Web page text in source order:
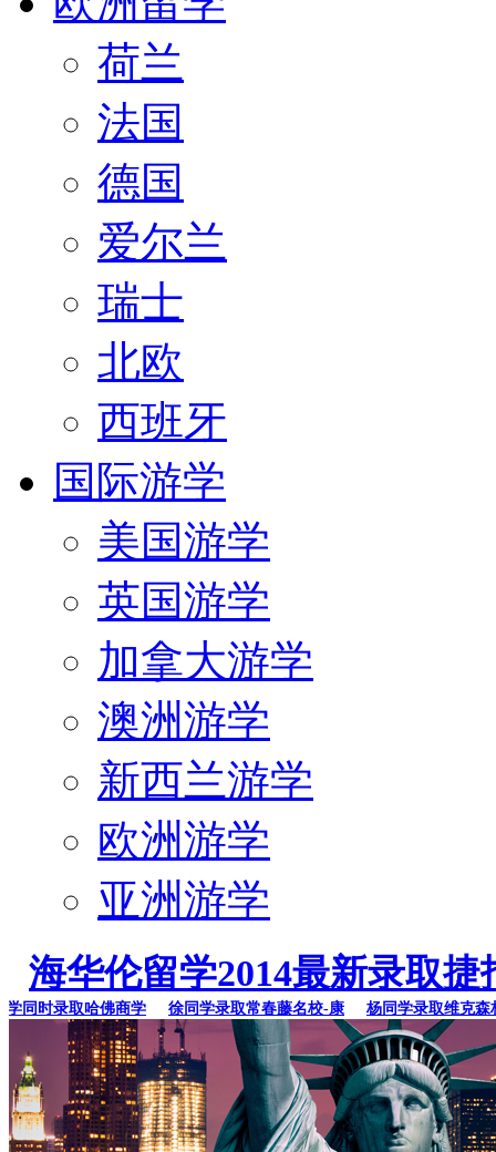
荷兰
法国
德国
爱尔兰
瑞士
北欧
西班牙
国际游学
美国游学
英国游学
加拿大游学
澳洲游学
新西兰游学
欧洲游学
亚洲游学
海华伦留学2014最新录取捷
时录取哈佛商学 徐同学录取常春藤名校-康 杨同学录取维克森林大